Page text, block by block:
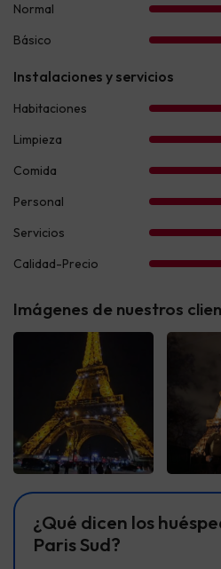
Imágenes de nuestros
¿Qué dicen los
Paris Sud?